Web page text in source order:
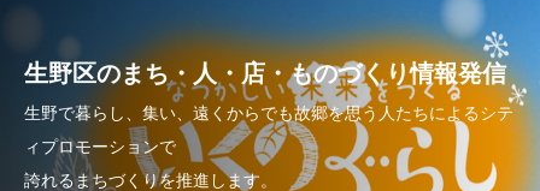
生野区のまち・人・店・ものづくり情報発信
生野で暮らし、集い、遠くからでも故郷を思う人たちによるシテ
ィプロモーションで
誇れるまちづくりを推進します。